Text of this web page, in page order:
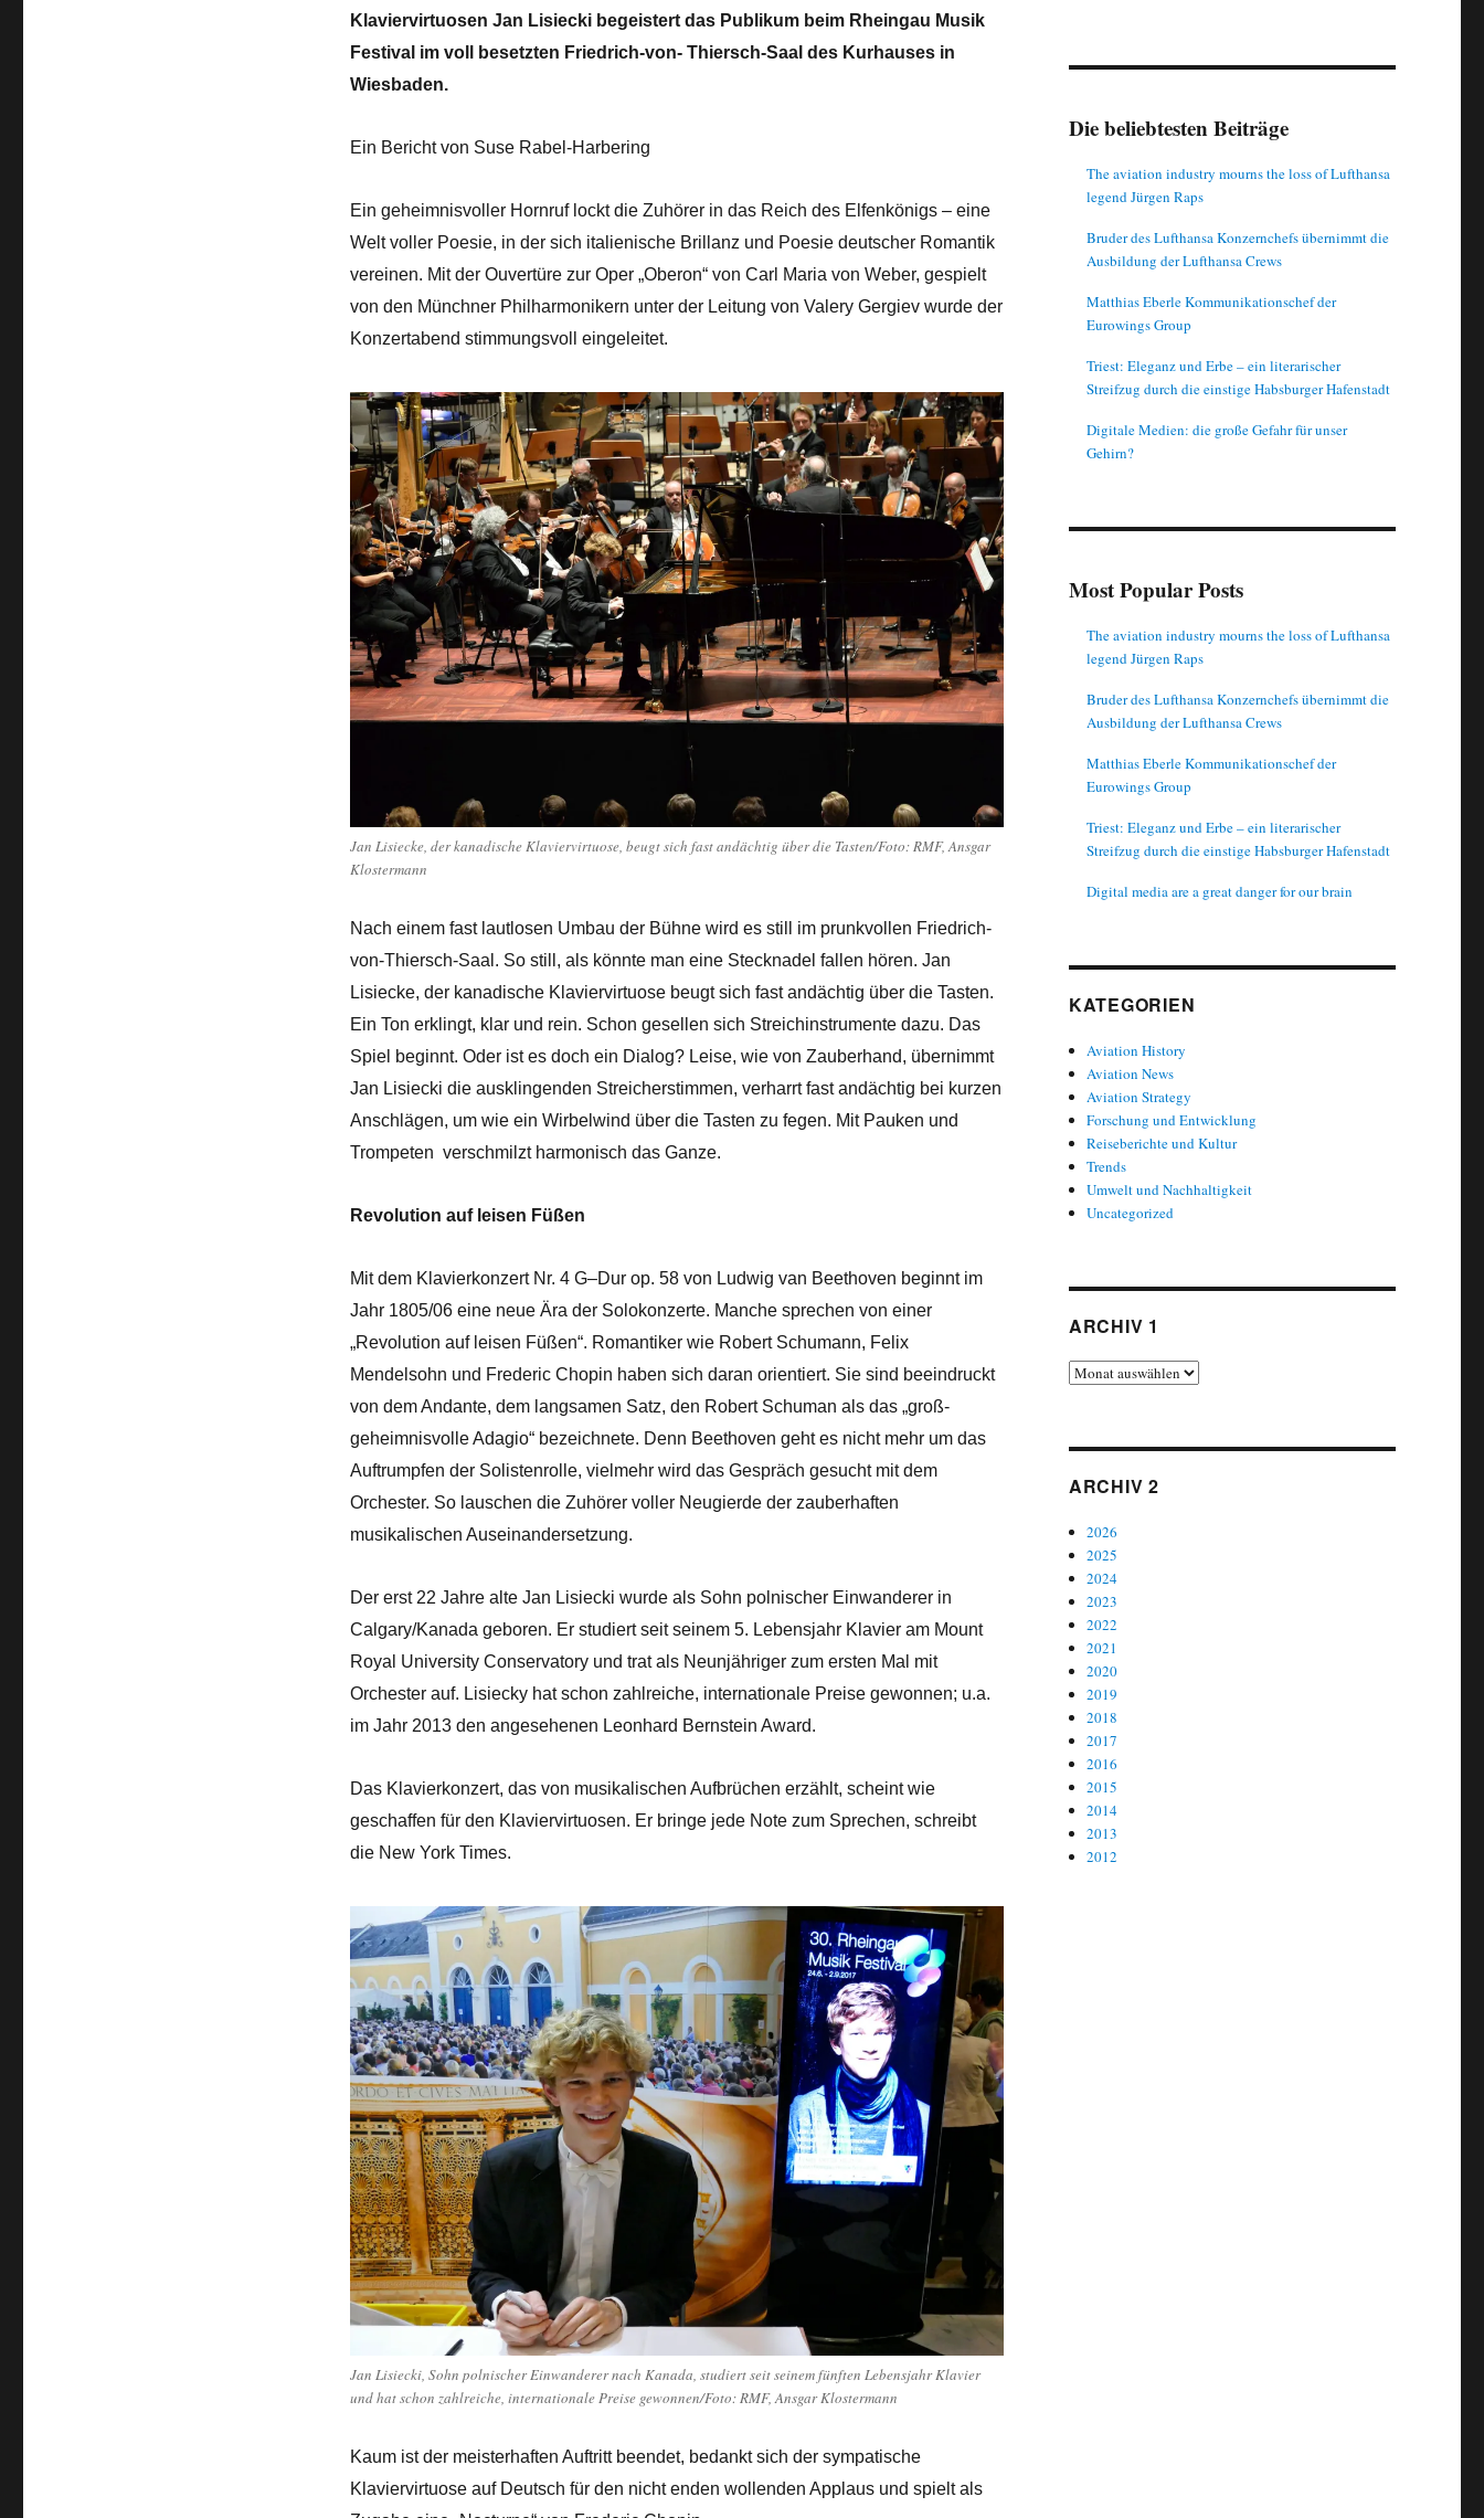
Klaviervirtuosen Jan Lisiecki begeistert das Publikum beim Rheingau Musik
Festival im voll besetzten Friedrich-von- Thiersch-Saal des Kurhauses in
Wiesbaden.
Ein Bericht von Suse Rabel-Harbering
Ein geheimnisvoller Hornruf lockt die Zuhörer in das Reich des Elfenkönigs – eine
Welt voller Poesie, in der sich italienische Brillanz und Poesie deutscher Romantik
vereinen. Mit der Ouvertüre zur Oper „Oberon“ von Carl Maria von Weber, gespielt
von den Münchner Philharmonikern unter der Leitung von Valery Gergiev wurde der
Konzertabend stimmungsvoll eingeleitet.
Jan Lisiecke, der kanadische Klaviervirtuose, beugt sich fast andächtig über die Tasten/Foto: RMF, Ansgar
Klostermann
Nach einem fast lautlosen Umbau der Bühne wird es still im prunkvollen Friedrich-
von-Thiersch-Saal. So still, als könnte man eine Stecknadel fallen hören. Jan
Lisiecke, der kanadische Klaviervirtuose beugt sich fast andächtig über die Tasten.
Ein Ton erklingt, klar und rein. Schon gesellen sich Streichinstrumente dazu. Das
Spiel beginnt. Oder ist es doch ein Dialog? Leise, wie von Zauberhand, übernimmt
Jan Lisiecki die ausklingenden Streicherstimmen, verharrt fast andächtig bei kurzen
Anschlägen, um wie ein Wirbelwind über die Tasten zu fegen. Mit Pauken und
Trompeten verschmilzt harmonisch das Ganze.
Revolution auf leisen Füßen
Mit dem Klavierkonzert Nr. 4 G–Dur op. 58 von Ludwig van Beethoven beginnt im
Jahr 1805/06 eine neue Ära der Solokonzerte. Manche sprechen von einer
„Revolution auf leisen Füßen“. Romantiker wie Robert Schumann, Felix
Mendelsohn und Frederic Chopin haben sich daran orientiert. Sie sind beeindruckt
von dem Andante, dem langsamen Satz, den Robert Schuman als das „groß-
geheimnisvolle Adagio“ bezeichnete. Denn Beethoven geht es nicht mehr um das
Auftrumpfen der Solistenrolle, vielmehr wird das Gespräch gesucht mit dem
Orchester. So lauschen die Zuhörer voller Neugierde der zauberhaften
musikalischen Auseinandersetzung.
Der erst 22 Jahre alte Jan Lisiecki wurde als Sohn polnischer Einwanderer in
Calgary/Kanada geboren. Er studiert seit seinem 5. Lebensjahr Klavier am Mount
Royal University Conservatory und trat als Neunjähriger zum ersten Mal mit
Orchester auf. Lisiecky hat schon zahlreiche, internationale Preise gewonnen; u.a.
im Jahr 2013 den angesehenen Leonhard Bernstein Award.
Das Klavierkonzert, das von musikalischen Aufbrüchen erzählt, scheint wie
geschaffen für den Klaviervirtuosen. Er bringe jede Note zum Sprechen, schreibt
die New York Times.
Jan Lisiecki, Sohn polnischer Einwanderer nach Kanada, studiert seit seinem fünften Lebensjahr Klavier
und hat schon zahlreiche, internationale Preise gewonnen/Foto: RMF, Ansgar Klostermann
Kaum ist der meisterhaften Auftritt beendet, bedankt sich der sympatische
Klaviervirtuose auf Deutsch für den nicht enden wollenden Applaus und spielt als
Die beliebtesten Beiträge
The aviation industry mourns the loss of Lufthansa
legend Jürgen Raps
Bruder des Lufthansa Konzernchefs übernimmt die
Ausbildung der Lufthansa Crews
Matthias Eberle Kommunikationschef der
Eurowings Group
Triest: Eleganz und Erbe – ein literarischer
Streifzug durch die einstige Habsburger Hafenstadt
Digitale Medien: die große Gefahr für unser
Gehirn?
Most Popular Posts
The aviation industry mourns the loss of Lufthansa
legend Jürgen Raps
Bruder des Lufthansa Konzernchefs übernimmt die
Ausbildung der Lufthansa Crews
Matthias Eberle Kommunikationschef der
Eurowings Group
Triest: Eleganz und Erbe – ein literarischer
Streifzug durch die einstige Habsburger Hafenstadt
Digital media are a great danger for our brain
KATEGORIEN
Aviation History
Aviation News
Aviation Strategy
Forschung und Entwicklung
Reiseberichte und Kultur
Trends
Umwelt und Nachhaltigkeit
Uncategorized
ARCHIV 1
Archiv
ARCHIV 2
2026
2025
2024
2023
2022
2021
2020
2019
2018
2017
2016
2015
2014
2013
2012